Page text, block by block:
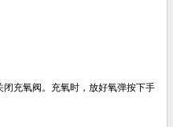
充氧阀。充氧时，放好氧弹按下手